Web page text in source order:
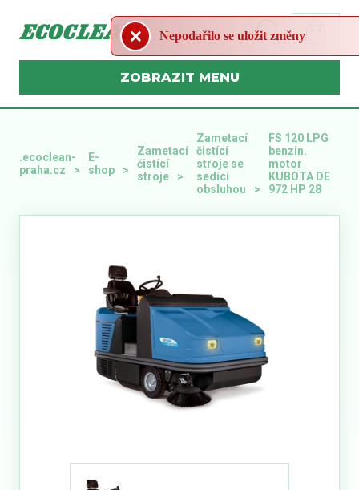
MENU
.ecoclean-
praha.cz
E-
shop
Zametací
čistící
stroje
Zametací
čistící
stroje se
sedící
obsluhou
FS 120 LPG
benzin.
motor
KUBOTA DE
972 HP 28
Nepodařilo se uložit změny